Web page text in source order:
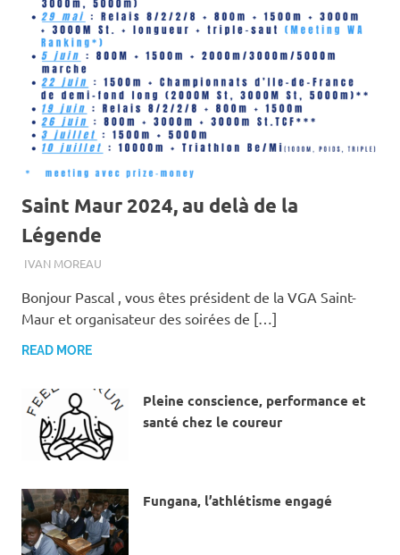
Saint Maur 2024, au delà de la
Légende
29 MAI 2024
IVAN MOREAU
Bonjour Pascal , vous êtes président de la VGA Saint-
Maur et organisateur des soirées de […]
READ MORE
Pleine conscience, performance et
santé chez le coureur
Fungana, l’athlétisme engagé